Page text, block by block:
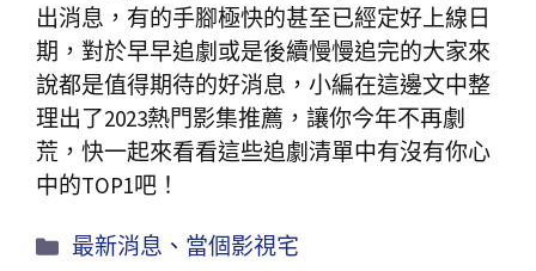
出消息，有的手腳極快的甚至已經定好上線日
期，對於早早追劇或是後續慢慢追完的大家來
說都是值得期待的好消息，小編在這邊文中整
理出了2023熱門影集推薦，讓你今年不再劇
荒，快一起來看看這些追劇清單中有沒有你心
中的TOP1吧！
最新消息 、 當個影視宅